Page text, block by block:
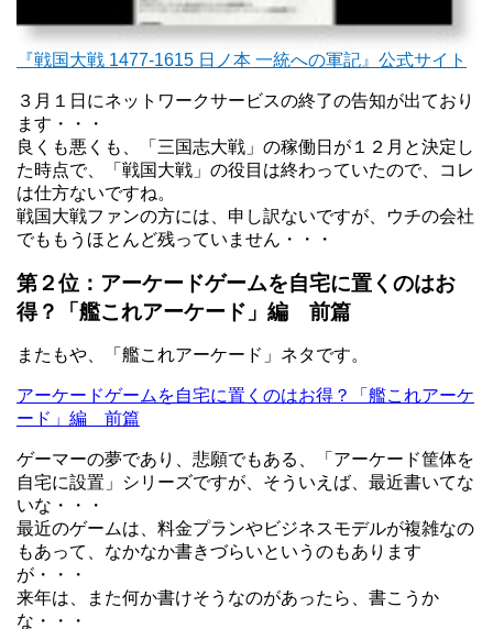
『戦国大戦 1477-1615 日ノ本 一統への軍記』公式サイト
３月１日にネットワークサービスの終了の告知が出ており
ます・・・
良くも悪くも、「三国志大戦」の稼働日が１２月と決定し
た時点で、「戦国大戦」の役目は終わっていたので、コレ
は仕方ないですね。
戦国大戦ファンの方には、申し訳ないですが、ウチの会社
でももうほとんど残っていません・・・
第２位：アーケードゲームを自宅に置くのはお
得？「艦これアーケード」編 前篇
またもや、「艦これアーケード」ネタです。
アーケードゲームを自宅に置くのはお得？「艦これアーケ
ード」編 前篇
ゲーマーの夢であり、悲願でもある、「アーケード筐体を
自宅に設置」シリーズですが、そういえば、最近書いてな
いな・・・
最近のゲームは、料金プランやビジネスモデルが複雑なの
もあって、なかなか書きづらいというのもあります
が・・・
来年は、また何か書けそうなのがあったら、書こうか
な・・・